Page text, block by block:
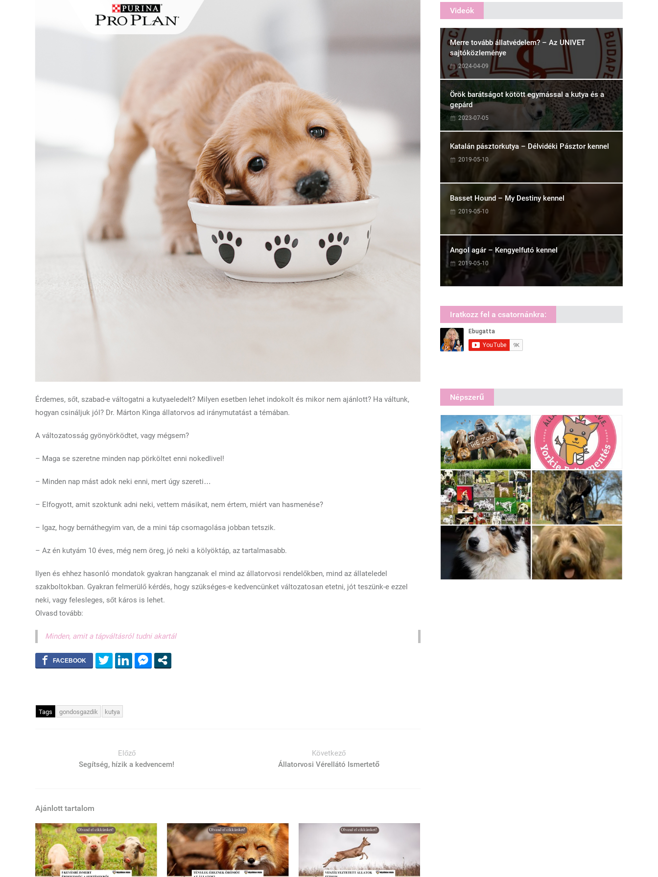
Érdemes, sőt, szabad-e váltogatni a kutyaeledelt? Milyen esetben lehet indokolt és mikor nem ajánlott? Ha váltunk,
hogyan csináljuk jól? Dr. Márton Kinga állatorvos ad iránymutatást a témában.
A változatosság gyönyörködtet, vagy mégsem?
– Maga se szeretne minden nap pörköltet enni nokedlivel!
– Minden nap mást adok neki enni, mert úgy szereti…
– Elfogyott, amit szoktunk adni neki, vettem másikat, nem értem, miért van hasmenése?
– Igaz, hogy bernáthegyim van, de a mini táp csomagolása jobban tetszik.
– Az én kutyám 10 éves, még nem öreg, jó neki a kölyöktáp, az tartalmasabb.
Ilyen és ehhez hasonló mondatok gyakran hangzanak el mind az állatorvosi rendelőkben, mind az állateledel
szakboltokban. Gyakran felmerülő kérdés, hogy szükséges-e kedvencünket változatosan etetni, jót teszünk-e ezzel
neki, vagy felesleges, sőt káros is lehet.
Olvasd tovább:
Minden, amit a tápváltásról tudni akartál
Tags gondosgazdik kutya
Előző
Segítség, hízik a kedvencem!
Következő
Állatorvosi Vérellátó Ismertető
Ajánlott tartalom
Videók
Merre tovább állatvédelem? – Az UNIVET
sajtóközleménye
2024-04-09
Örök barátságot kötött egymással a kutya és a
gepárd
2023-07-05
Katalán pásztorkutya – Délvidéki Pásztor kennel
2019-05-10
Basset Hound – My Destiny kennel
2019-05-10
Angol agár – Kengyelfutó kennel
2019-05-10
Iratkozz fel a csatornánkra:
Népszerű